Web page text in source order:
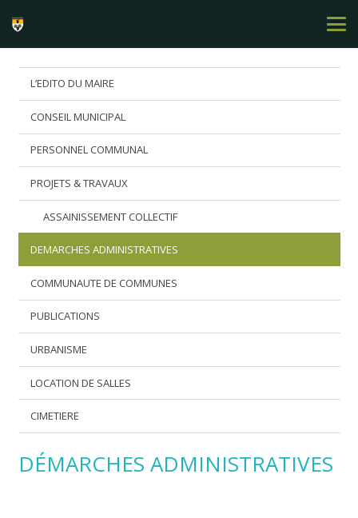
L’EDITO DU MAIRE
CONSEIL MUNICIPAL
PERSONNEL COMMUNAL
PROJETS & TRAVAUX
ASSAINISSEMENT COLLECTIF
DEMARCHES ADMINISTRATIVES
COMMUNAUTE DE COMMUNES
PUBLICATIONS
URBANISME
LOCATION DE SALLES
CIMETIERE
DÉMARCHES ADMINISTRATIVES